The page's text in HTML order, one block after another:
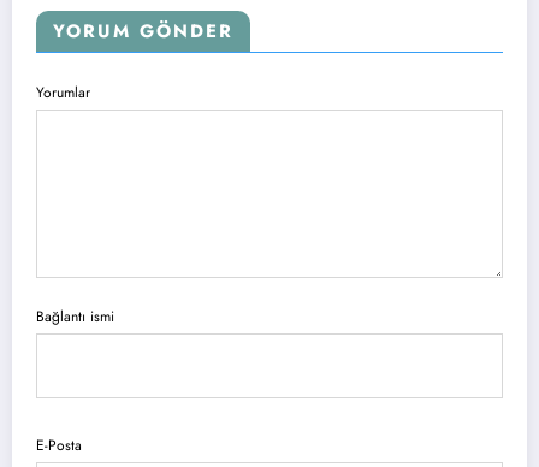
YORUM GÖNDER
Yorumlar
Bağlantı ismi
E-Posta